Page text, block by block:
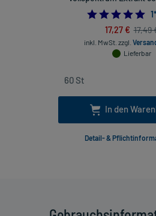
5.0
1*
17,27 € 17,49
inkl. MwSt. zzgl.
Lieferbar
In den
Detail- &